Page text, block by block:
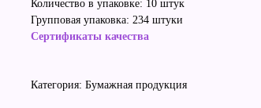
Количество в упаковке: 10 штук
Групповая упаковка: 234 штуки
Сертификаты качества
Категория: Бумажная продукция